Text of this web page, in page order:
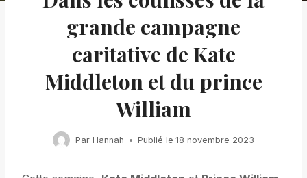
grande campagne
caritative de Kate
Middleton et du prince
William
Par Hannah Publié le 18 novembre 2023